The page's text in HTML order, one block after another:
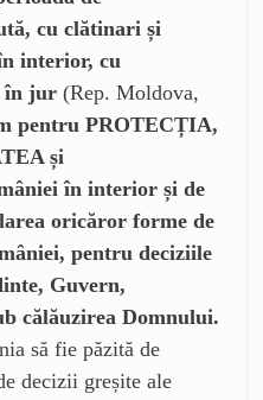
cu clătinari și
interior, cu
în jur (Rep. Moldova,
pentru PROTECȚIA,
și
în interior și de
oricăror forme de
pentru deciziile
Guvern,
călăuzirea Domnului.
să fie păzită de
decizii greșite ale